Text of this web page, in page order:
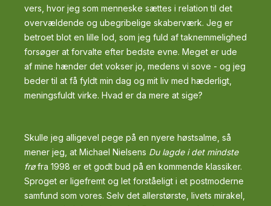
vers, hvor jeg som menneske sættes i relation til det
overvældende og ubegribelige skaberværk. Jeg er
betroet blot en lille lod, som jeg fuld af taknemmelighed
forsøger at forvalte efter bedste evne. Meget er ude
af mine hænder det vokser jo, medens vi sove - og jeg
beder til at få fyldt min dag og mit liv med hæderligt,
meningsfuldt virke. Hvad er da mere at sige?
Skulle jeg alligevel pege på en nyere høstsalme, så
mener jeg, at Michael Nielsens Du lagde i det mindste
frøfra 1998 er et godt bud på en kommende klassiker.
Sproget er ligefremt og let forståeligt i et postmoderne
samfund som vores. Selv det allerstørste, livets mirakel,